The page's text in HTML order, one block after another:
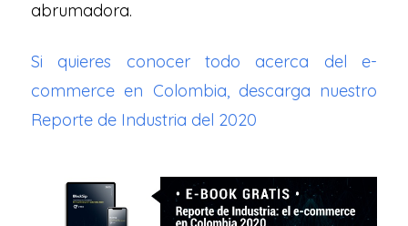
abrumadora.
Si quieres conocer todo acerca del e-
commerce en Colombia, descarga nuestro
Reporte de Industria del 2020